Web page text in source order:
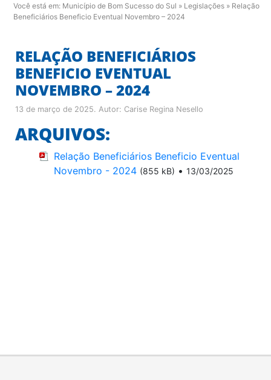
Você está em: Município de Bom Sucesso do Sul » Legislações » Relação
Beneficiários Beneficio Eventual Novembro – 2024
RELAÇÃO BENEFICIÁRIOS
BENEFICIO EVENTUAL
NOVEMBRO – 2024
13 de março de 2025. Autor: Carise Regina Nesello
ARQUIVOS:
Relação Beneficiários Beneficio Eventual
Novembro - 2024 (855 kB) • 13/03/2025